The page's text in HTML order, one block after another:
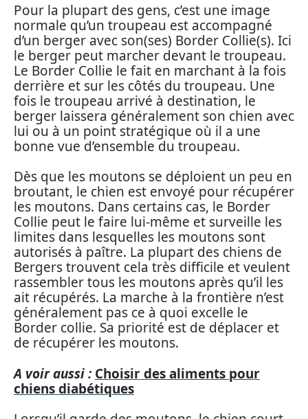
Pour la plupart des gens, c’est une image
normale qu’un troupeau est accompagné
d’un berger avec son(ses) Border Collie(s). Ici
le berger peut marcher devant le troupeau.
Le Border Collie le fait en marchant à la fois
derrière et sur les côtés du troupeau. Une
fois le troupeau arrivé à destination, le
berger laissera généralement son chien avec
lui ou à un point stratégique où il a une
bonne vue d’ensemble du troupeau.
Dès que les moutons se déploient un peu en
broutant, le chien est envoyé pour récupérer
les moutons. Dans certains cas, le Border
Collie peut le faire lui-même et surveille les
limites dans lesquelles les moutons sont
autorisés à paître. La plupart des chiens de
Bergers trouvent cela très difficile et veulent
rassembler tous les moutons après qu’il les
ait récupérés. La marche à la frontière n’est
généralement pas ce à quoi excelle le
Border collie. Sa priorité est de déplacer et
de récupérer les moutons.
A voir aussi : Choisir des aliments pour
chiens diabétiques